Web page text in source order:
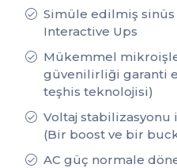
Simüle edilmiş sinüs
Interactive Ups
Mükemmel
güvenilirliği garanti
teşhis teknolojisi)
Voltaj stabilizasyonu
(Bir boost ve bir
AC güç normale